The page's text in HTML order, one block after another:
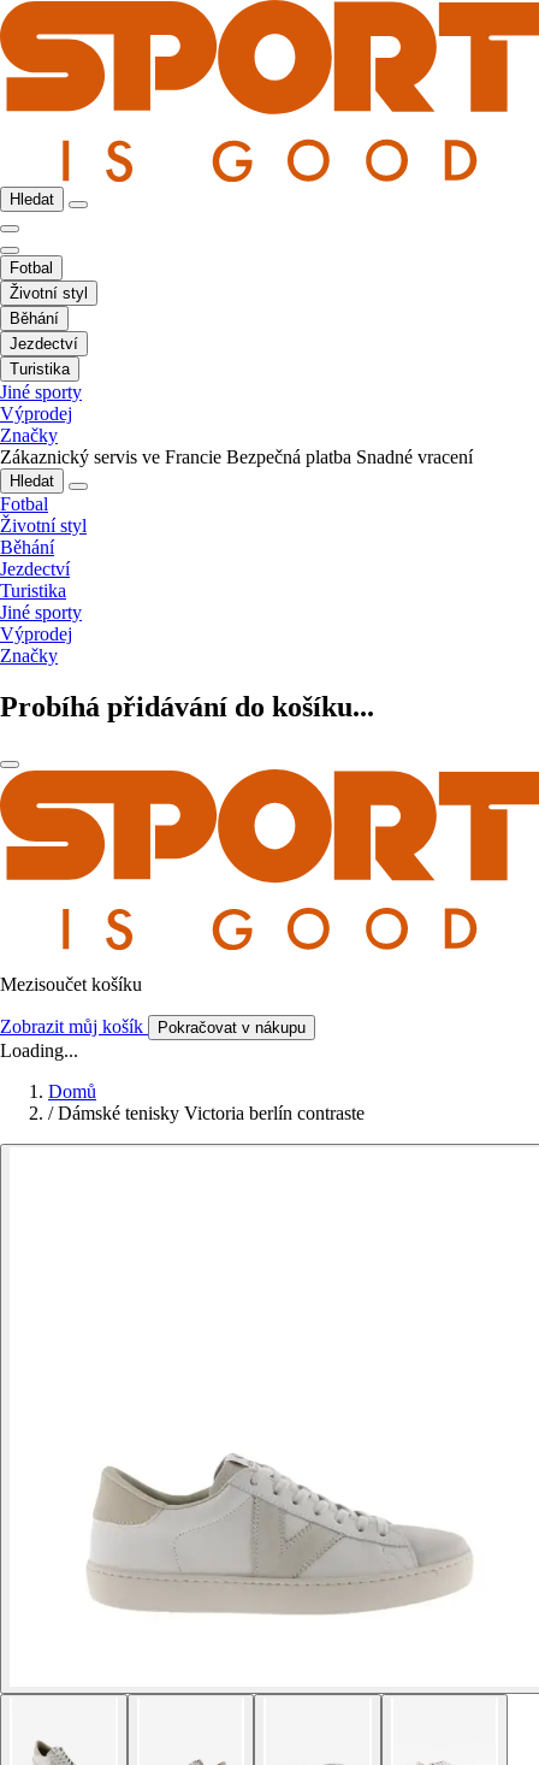
Hledat
Fotbal
Životní styl
Běhání
Jezdectví
Turistika
Jiné sporty
Výprodej
Značky
Zákaznický servis ve Francie Bezpečná platba Snadné vracení
Hledat
Fotbal
Životní styl
Běhání
Jezdectví
Turistika
Jiné sporty
Výprodej
Značky
Probíhá přidávání do košíku...
Mezisoučet košíku
Zobrazit můj košík Pokračovat v nákupu
Loading...
Domů
/ Dámské tenisky Victoria berlín contraste